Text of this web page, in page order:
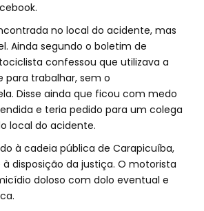
no local do acidente, mas
Ainda segundo o boletim de
confessou que utilizava a
para trabalhar, sem o
Disse ainda que ficou com medo
e teria pedido para um colega
local do acidente.
à cadeia pública de Carapicuíba,
disposição da justiça. O motorista
doloso com dolo eventual e